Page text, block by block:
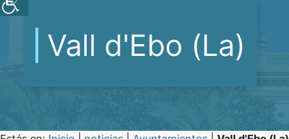
Vall d'Ebo (La)